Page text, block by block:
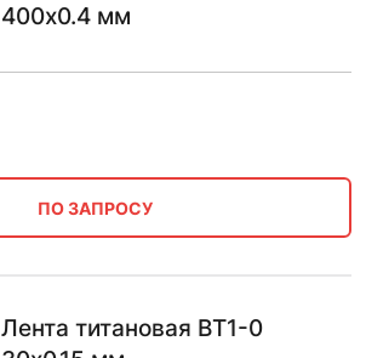
400х0.4 мм
ПО ЗАПРОСУ
Лента титановая ВТ1-0